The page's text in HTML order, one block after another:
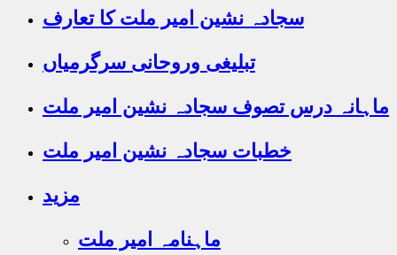
سجادہ نشین امیر ملت کا تعارف
تبلیغی وروحانی سرگرمیاں
ماہانہ درس تصوف سجادہ نشین امیر ملت
خطبات سجادہ نشین امیر ملت
مزید
ماہنامہ امیر ملت